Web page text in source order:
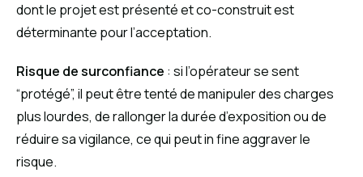
dont le projet est présenté et co-construit est
déterminante pour l’acceptation.
Risque de surconfiance : si l’opérateur se sent
“protégé”, il peut être tenté de manipuler des charges
plus lourdes, de rallonger la durée d’exposition ou de
réduire sa vigilance, ce qui peut in fine aggraver le
risque.